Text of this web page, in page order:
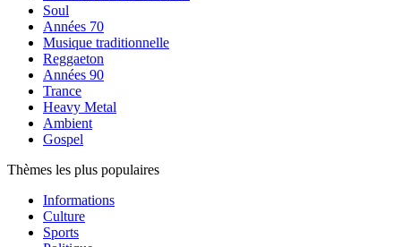
Soul
Années 70
Musique traditionnelle
Reggaeton
Années 90
Trance
Heavy Metal
Ambient
Gospel
Thèmes les plus populaires
Informations
Culture
Sports